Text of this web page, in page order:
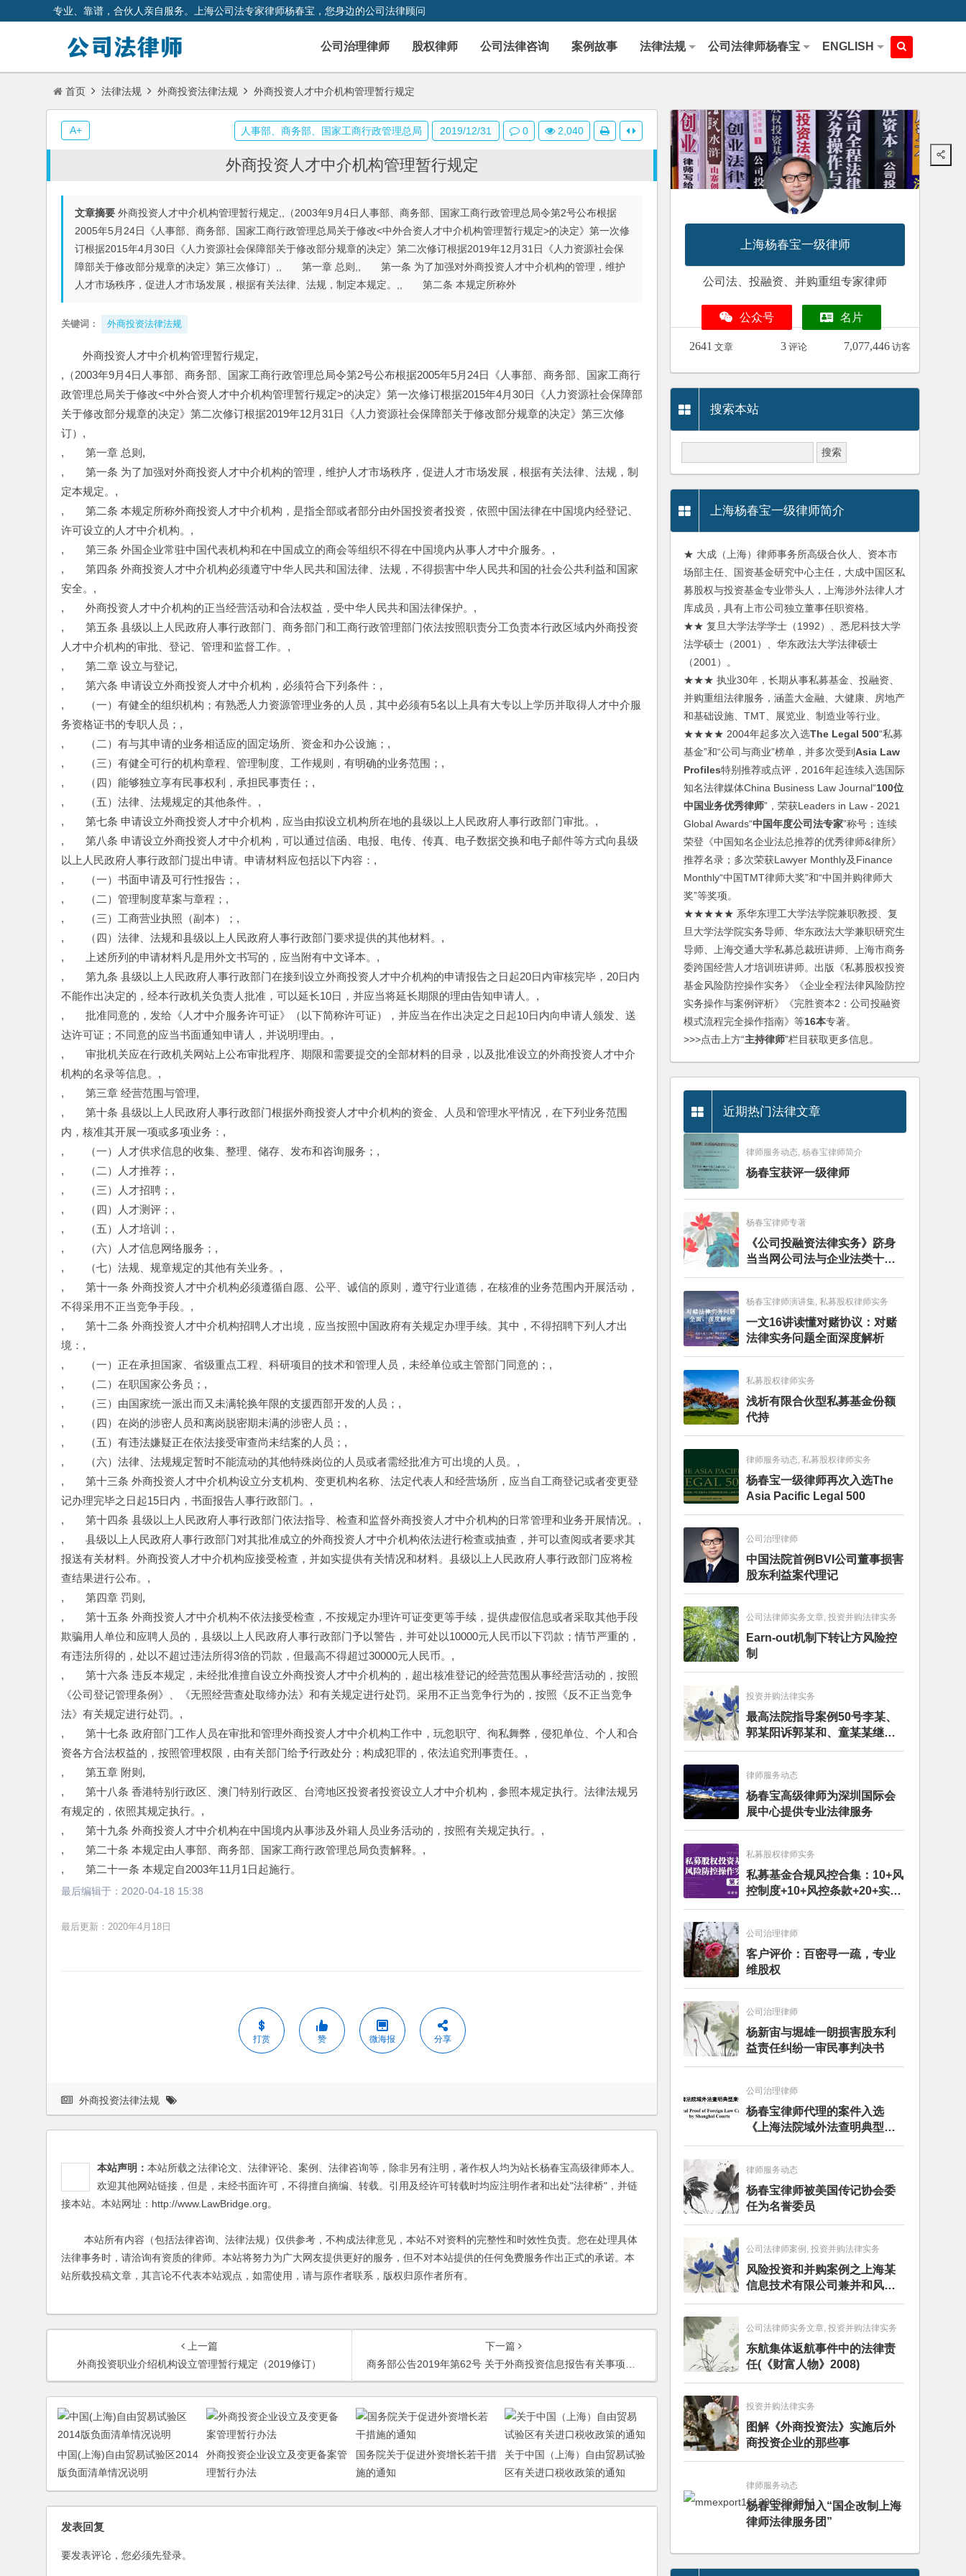
专业、靠谱，合伙人亲自服务。上海公司法专家律师杨春宝，您身边的公司法律顾问
公司治理律师 股权律师 公司法律咨询 案例故事 法律法规 公司法律师杨春宝 ENGLISH
首页 法律法规 外商投资法律法规 外商投资人才中介机构管理暂行规定
外商投资人才中介机构管理暂行规定
文章摘要 外商投资人才中介机构管理暂行规定,,（2003年9月4日人事部、商务部、国家工商行政管理总局令第2号公布根据
2005年5月24日《人事部、商务部、国家工商行政管理总局关于修改<中外合资人才中介机构管理暂行规定>的决定》第一次修
订根据2015年4月30日《人力资源社会保障部关于修改部分规章的决定》第二次修订根据2019年12月31日《人力资源社会保
障部关于修改部分规章的决定》第三次修订）,, 第一章 总则,, 第一条 为了加强对外商投资人才中介机构的管理，维护
人才市场秩序，促进人才市场发展，根据有关法律、法规，制定本规定。,, 第二条 本规定所称外
关键词： 外商投资法律法规
外商投资人才中介机构管理暂行规定,
,（2003年9月4日人事部、商务部、国家工商行政管理总局令第2号公布根据2005年5月24日《人事部、商务部、国家工商行
政管理总局关于修改<中外合资人才中介机构管理暂行规定>的决定》第一次修订根据2015年4月30日《人力资源社会保障部
关于修改部分规章的决定》第二次修订根据2019年12月31日《人力资源社会保障部关于修改部分规章的决定》第三次修
订）,
,　　第一章 总则,
,　　第一条 为了加强对外商投资人才中介机构的管理，维护人才市场秩序，促进人才市场发展，根据有关法律、法规，制
定本规定。,
,　　第二条 本规定所称外商投资人才中介机构，是指全部或者部分由外国投资者投资，依照中国法律在中国境内经登记、
许可设立的人才中介机构。,
,　　第三条 外国企业常驻中国代表机构和在中国成立的商会等组织不得在中国境内从事人才中介服务。,
,　　第四条 外商投资人才中介机构必须遵守中华人民共和国法律、法规，不得损害中华人民共和国的社会公共利益和国家
安全。,
,　　外商投资人才中介机构的正当经营活动和合法权益，受中华人民共和国法律保护。,
,　　第五条 县级以上人民政府人事行政部门、商务部门和工商行政管理部门依法按照职责分工负责本行政区域内外商投资
人才中介机构的审批、登记、管理和监督工作。,
,　　第二章 设立与登记,
,　　第六条 申请设立外商投资人才中介机构，必须符合下列条件：,
,　　（一）有健全的组织机构；有熟悉人力资源管理业务的人员，其中必须有5名以上具有大专以上学历并取得人才中介服
务资格证书的专职人员；,
,　　（二）有与其申请的业务相适应的固定场所、资金和办公设施；,
,　　（三）有健全可行的机构章程、管理制度、工作规则，有明确的业务范围；,
,　　（四）能够独立享有民事权利，承担民事责任；,
,　　（五）法律、法规规定的其他条件。,
,　　第七条 申请设立外商投资人才中介机构，应当由拟设立机构所在地的县级以上人民政府人事行政部门审批。,
,　　第八条 申请设立外商投资人才中介机构，可以通过信函、电报、电传、传真、电子数据交换和电子邮件等方式向县级
以上人民政府人事行政部门提出申请。申请材料应包括以下内容：,
,　　（一）书面申请及可行性报告；,
,　　（二）管理制度草案与章程；,
,　　（三）工商营业执照（副本）；,
,　　（四）法律、法规和县级以上人民政府人事行政部门要求提供的其他材料。,
,　　上述所列的申请材料凡是用外文书写的，应当附有中文译本。,
,　　第九条 县级以上人民政府人事行政部门在接到设立外商投资人才中介机构的申请报告之日起20日内审核完毕，20日内
不能作出决定的，经本行政机关负责人批准，可以延长10日，并应当将延长期限的理由告知申请人。,
,　　批准同意的，发给《人才中介服务许可证》（以下简称许可证），并应当在作出决定之日起10日内向申请人颁发、送
达许可证；不同意的应当书面通知申请人，并说明理由。,
,　　审批机关应在行政机关网站上公布审批程序、期限和需要提交的全部材料的目录，以及批准设立的外商投资人才中介
机构的名录等信息。,
,　　第三章 经营范围与管理,
,　　第十条 县级以上人民政府人事行政部门根据外商投资人才中介机构的资金、人员和管理水平情况，在下列业务范围
内，核准其开展一项或多项业务：,
,　　（一）人才供求信息的收集、整理、储存、发布和咨询服务；,
,　　（二）人才推荐；,
,　　（三）人才招聘；,
,　　（四）人才测评；,
,　　（五）人才培训；,
,　　（六）人才信息网络服务；,
,　　（七）法规、规章规定的其他有关业务。,
,　　第十一条 外商投资人才中介机构必须遵循自愿、公平、诚信的原则，遵守行业道德，在核准的业务范围内开展活动，
不得采用不正当竞争手段。,
,　　第十二条 外商投资人才中介机构招聘人才出境，应当按照中国政府有关规定办理手续。其中，不得招聘下列人才出
境：,
,　　（一）正在承担国家、省级重点工程、科研项目的技术和管理人员，未经单位或主管部门同意的；,
,　　（二）在职国家公务员；,
,　　（三）由国家统一派出而又未满轮换年限的支援西部开发的人员；,
,　　（四）在岗的涉密人员和离岗脱密期未满的涉密人员；,
,　　（五）有违法嫌疑正在依法接受审查尚未结案的人员；,
,　　（六）法律、法规规定暂时不能流动的其他特殊岗位的人员或者需经批准方可出境的人员。,
,　　第十三条 外商投资人才中介机构设立分支机构、变更机构名称、法定代表人和经营场所，应当自工商登记或者变更登
记办理完毕之日起15日内，书面报告人事行政部门。,
,　　第十四条 县级以上人民政府人事行政部门依法指导、检查和监督外商投资人才中介机构的日常管理和业务开展情况。,
,　　县级以上人民政府人事行政部门对其批准成立的外商投资人才中介机构依法进行检查或抽查，并可以查阅或者要求其
报送有关材料。外商投资人才中介机构应接受检查，并如实提供有关情况和材料。县级以上人民政府人事行政部门应将检
查结果进行公布。,
,　　第四章 罚则,
,　　第十五条 外商投资人才中介机构不依法接受检查，不按规定办理许可证变更等手续，提供虚假信息或者采取其他手段
欺骗用人单位和应聘人员的，县级以上人民政府人事行政部门予以警告，并可处以10000元人民币以下罚款；情节严重的，
有违法所得的，处以不超过违法所得3倍的罚款，但最高不得超过30000元人民币。,
,　　第十六条 违反本规定，未经批准擅自设立外商投资人才中介机构的，超出核准登记的经营范围从事经营活动的，按照
《公司登记管理条例》、《无照经营查处取缔办法》和有关规定进行处罚。采用不正当竞争行为的，按照《反不正当竞争
法》有关规定进行处罚。,
,　　第十七条 政府部门工作人员在审批和管理外商投资人才中介机构工作中，玩忽职守、徇私舞弊，侵犯单位、个人和合
资各方合法权益的，按照管理权限，由有关部门给予行政处分；构成犯罪的，依法追究刑事责任。,
,　　第五章 附则,
,　　第十八条 香港特别行政区、澳门特别行政区、台湾地区投资者投资设立人才中介机构，参照本规定执行。法律法规另
有规定的，依照其规定执行。,
,　　第十九条 外商投资人才中介机构在中国境内从事涉及外籍人员业务活动的，按照有关规定执行。,
,　　第二十条 本规定由人事部、商务部、国家工商行政管理总局负责解释。,
,　　第二十一条 本规定自2003年11月1日起施行。
最后编辑于： 2020-04-18 15:38
最后更新：2020年4月18日
打赏 赞 微海报 分享
人事部、商务部、国家工商行政管理总局 2019/12/31 0 2,040
A+
外商投资法律法规
本站声明： 本站所载之法律论文、法律评论、案例、法律咨询等，除非另有注明，著作权人均为站长杨春宝高级律师本人。
欢迎其他网站链接，但是，未经书面许可，不得擅自摘编、转载。引用及经许可转载时均应注明作者和出处"法律桥"，并链
接本站。本站网址：http://www.LawBridge.org。
本站所有内容（包括法律咨询、法律法规）仅供参考，不构成法律意见，本站不对资料的完整性和时效性负责。您在处理具体
法律事务时，请洽询有资质的律师。本站将努力为广大网友提供更好的服务，但不对本站提供的任何免费服务作出正式的承诺。本
站所载投稿文章，其言论不代表本站观点，如需使用，请与原作者联系，版权归原作者所有。
上一篇
外商投资职业介绍机构设立管理暂行规定（2019修订）
下一篇
商务部公告2019年第62号 关于外商投资信息报告有关事项的公告
中国(上海)自由贸易试验区2014
版负面清单情况说明
外商投资企业设立及变更备案管
理暂行办法
国务院关于促进外资增长若干措
施的通知
关于中国（上海）自由贸易试验
区有关进口税收政策的通知
发表回复
要发表评论，您必须先登录。
上海杨春宝一级律师
公司法、投融资、并购重组专家律师
公众号 名片
2641 文章 3 评论 7,077,446 访客
搜索本站
上海杨春宝一级律师简介
★ 大成（上海）律师事务所高级合伙人、资本市
场部主任、国资基金研究中心主任，大成中国区私
募股权与投资基金专业带头人，上海涉外法律人才
库成员，具有上市公司独立董事任职资格。
★★ 复旦大学法学学士（1992）、悉尼科技大学
法学硕士（2001）、华东政法大学法律硕士
（2001）。
★★★ 执业30年，长期从事私募基金、投融资、
并购重组法律服务，涵盖大金融、大健康、房地产
和基础设施、TMT、展览业、制造业等行业。
★★★★ 2004年起多次入选The Legal 500“私募
基金”和“公司与商业”榜单，并多次受到Asia Law
Profiles特别推荐或点评，2016年起连续入选国际
知名法律媒体China Business Law Journal“100位
中国业务优秀律师”，荣获Leaders in Law - 2021
Global Awards“中国年度公司法专家”称号；连续
荣登《中国知名企业法总推荐的优秀律师&律所》
推荐名录；多次荣获Lawyer Monthly及Finance
Monthly“中国TMT律师大奖”和“中国并购律师大
奖”等奖项。
★★★★★ 系华东理工大学法学院兼职教授、复
旦大学法学院实务导师、华东政法大学兼职研究生
导师、上海交通大学私募总裁班讲师、上海市商务
委跨国经营人才培训班讲师。出版《私募股权投资
基金风险防控操作实务》《企业全程法律风险防控
实务操作与案例评析》《完胜资本2：公司投融资
模式流程完全操作指南》等16本专著。
>>>点击上方“主持律师”栏目获取更多信息。
近期热门法律文章
律师服务动态, 杨春宝律师简介
杨春宝获评一级律师
杨春宝律师专著
《公司投融资法律实务》跻身
当当网公司法与企业法类十大
畅销图书榜
杨春宝律师演讲集, 私募股权律师实务
一文16讲读懂对赌协议：对赌
法律实务问题全面深度解析
私募股权律师实务
浅析有限合伙型私募基金份额
代持
律师服务动态, 私募股权律师实务
杨春宝一级律师再次入选The
Asia Pacific Legal 500
公司治理律师
中国法院首例BVI公司董事损害
股东利益案代理记
公司法律师实务文章, 投资并购法律实务
Earn-out机制下转让方风险控
制
投资并购法律实务
最高法院指导案例50号李某、
郭某阳诉郭某和、童某某继承
纠纷案
律师服务动态
杨春宝高级律师为深圳国际会
展中心提供专业法律服务
私募股权律师实务
私募基金合规风控合集：10+风
控制度+10+风控条款+20+实务
文章+每月动态
公司治理律师
客户评价：百密寻一疏，专业
维股权
公司治理律师
杨新宙与堀雄一朗损害股东利
益责任纠纷一审民事判决书
公司治理律师
杨春宝律师代理的案件入选
《上海法院域外法查明典型案
例》
律师服务动态
杨春宝律师被美国传记协会委
任为名誉委员
公司法律师案例, 投资并购法律实务
风险投资和并购案例之上海某
信息技术有限公司兼并和风险
投资服务
公司法律师实务文章, 投资并购法律实务
东航集体返航事件中的法律责
任(《财富人物》2008)
投资并购法律实务
图解《外商投资法》实施后外
商投资企业的那些事
律师服务动态
杨春宝律师加入“国企改制上海
律师法律服务团”